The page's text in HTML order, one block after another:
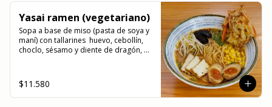
Yasai ramen (vegetariano)
Sopa a base de miso (pasta de soya y
maní) con tallarines  huevo, cebollín,
choclo, sésamo y diente de dragón,
$11.580